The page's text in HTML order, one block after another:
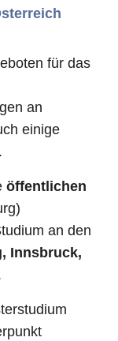
für das
an
einige
öffentlichen
an den
Innsbruck,